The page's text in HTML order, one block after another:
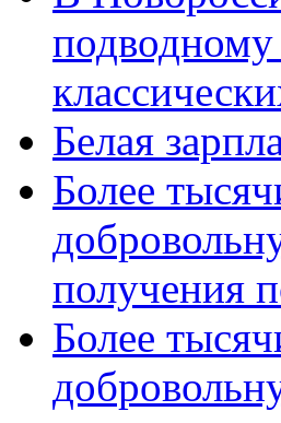
подводному
Белая
Более
получения
Более